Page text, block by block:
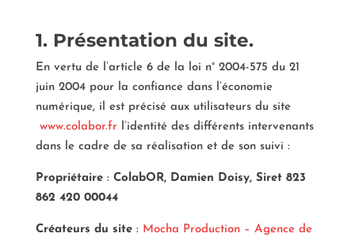
1. Présentation du site.
En vertu de l’article 6 de la loi n° 2004-575 du 21
juin 2004 pour la confiance dans l’économie
numérique, il est précisé aux utilisateurs du site
www.colabor.fr l’identité des différents intervenants
dans le cadre de sa réalisation et de son suivi :
Propriétaire: ColabOR, Damien Doisy, Siret 823
862 420 00044
Créateurs du site: Mocha Production – Agence de